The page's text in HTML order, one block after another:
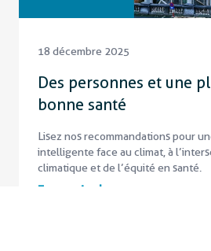
18 décembre 2025
Des personnes et une
bonne santé
Lisez nos recommandations pour
intelligente face au climat, à
climatique et de l’équité en santé.
En savoir plus